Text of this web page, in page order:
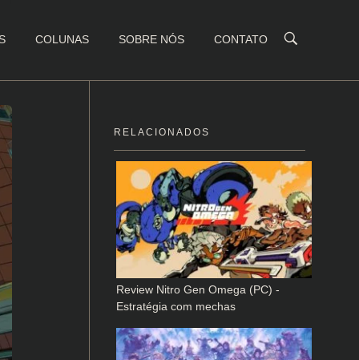
COLUNAS SOBRE NÓS CONTATO
RELACIONADOS
Review Nitro Gen Omega (PC) -
Estratégia com mechas